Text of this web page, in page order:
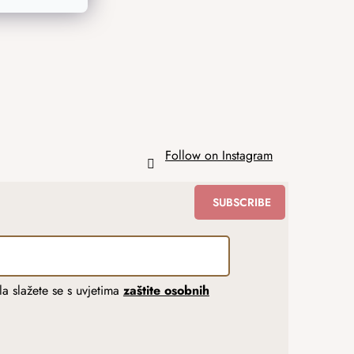
Follow on Instagram
slažete se s uvjetima zaštite osobnih
SUBSCRIBE